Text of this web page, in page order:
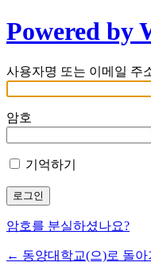
Powered by
사용자명 또는 이메일 주
암호
기억하기
암호를 분실하셨나요?
← 동양대학교(으)로 돌아